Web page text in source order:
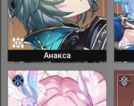
Анакса